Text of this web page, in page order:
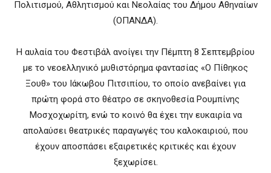
Πολιτισμού, Αθλητισμού και Νεολαίας του Δήμου Αθηναίων
(ΟΠΑΝΔΑ).
Η αυλαία του Φεστιβάλ ανοίγει την Πέμπτη 8 Σεπτεμβρίου
με το νεοελληνικό μυθιστόρημα φαντασίας «Ο Πίθηκος
Ξουθ» του Ιάκωβου Πιτσιπίου, το οποίο ανεβαίνει για
πρώτη φορά στο θέατρο σε σκηνοθεσία Ρουμπίνης
Μοσχοχωρίτη, ενώ το κοινό θα έχει την ευκαιρία να
απολαύσει θεατρικές παραγωγές του καλοκαιριού, που
έχουν αποσπάσει εξαιρετικές κριτικές και έχουν
ξεχωρίσει.